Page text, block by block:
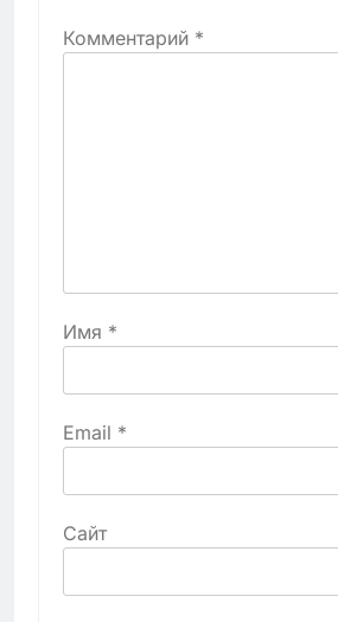
Комментарий *
Имя *
Email *
Сайт